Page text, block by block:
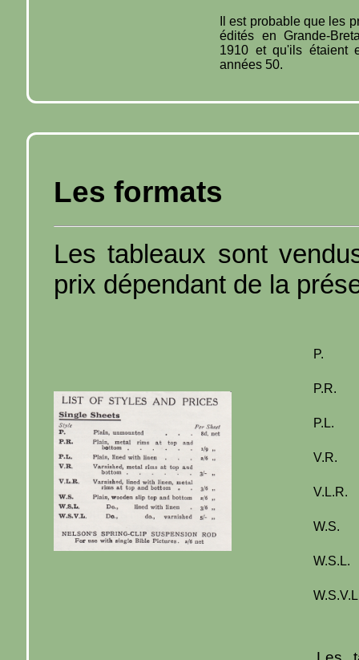
Il est probable que les
édités en Grande-
1910 et qu'ils étaient
années 50.
Les formats
Les tableaux sont
prix dépendant de la
P.
P.R.
P.L.
V.R.
V.L.R.
W.S.
W.S.L.